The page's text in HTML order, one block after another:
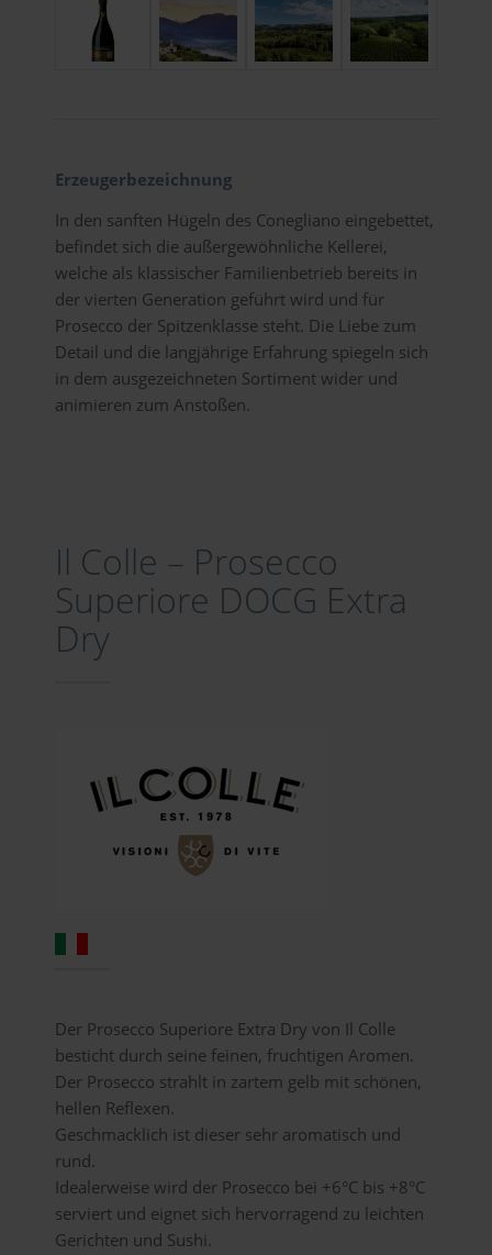
Erzeugerbezeichnung
In den sanften Hügeln des Conegliano eingebettet,
befindet sich die außergewöhnliche Kellerei,
welche als klassischer Familienbetrieb bereits in
der vierten Generation geführt wird und für
Prosecco der Spitzenklasse steht. Die Liebe zum
Detail und die langjährige Erfahrung spiegeln sich
in dem ausgezeichneten Sortiment wider und
animieren zum Anstoßen.
Il Colle – Prosecco
Superiore DOCG Extra
Dry
Der Prosecco Superiore Extra Dry von Il Colle
besticht durch seine feinen, fruchtigen Aromen.
Der Prosecco strahlt in zartem gelb mit schönen,
hellen Reflexen.
Geschmacklich ist dieser sehr aromatisch und
rund.
Idealerweise wird der Prosecco bei +6°C bis +8°C
serviert und eignet sich hervorragend zu leichten
Gerichten und Sushi.